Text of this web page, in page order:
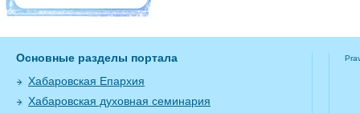
Основные разделы портала
Хабаровская Епархия
Хабаровская духовная семинария